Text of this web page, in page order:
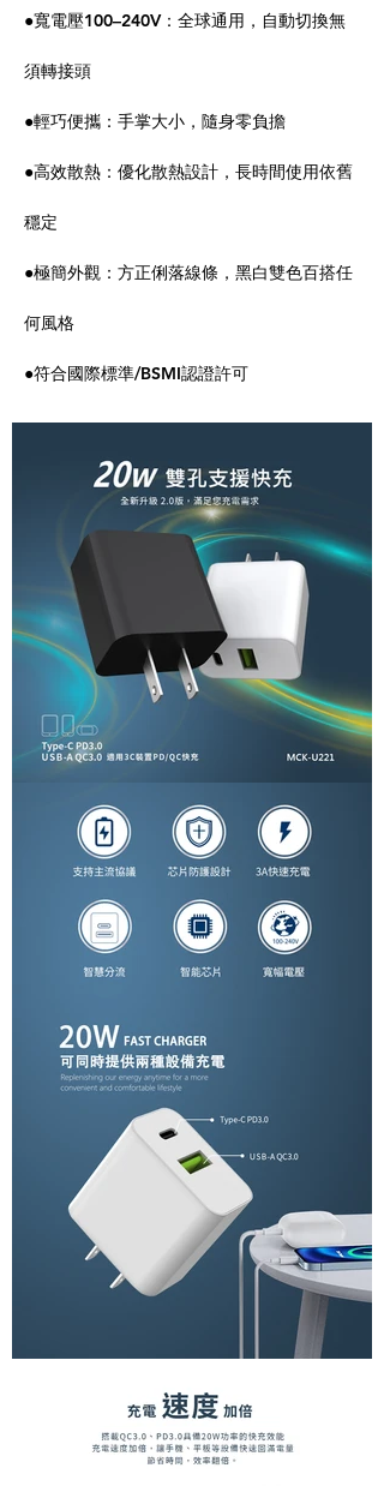
●寬電壓100–240V：全球通用，自動切換無
須轉接頭
●輕巧便攜：手掌大小，隨身零負擔
●高效散熱：優化散熱設計，長時間使用依舊
穩定
●極簡外觀：方正俐落線條，黑白雙色百搭任
何風格
●符合國際標準/BSMI認證許可